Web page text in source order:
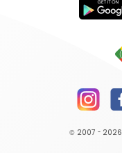
© 2007 - 2026